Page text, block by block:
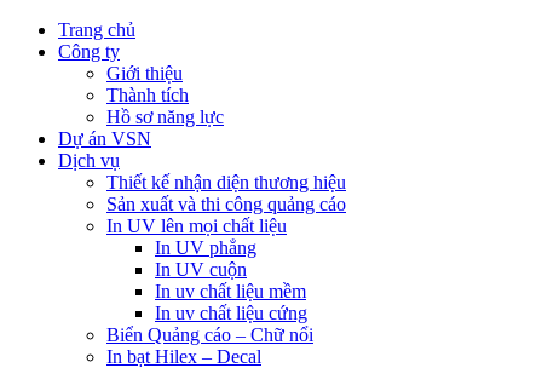
Trang chủ
Công ty
Giới thiệu
Thành tích
Hồ sơ năng lực
Dự án VSN
Dịch vụ
Thiết kế nhận diện thương hiệu
Sản xuất và thi công quảng cáo
In UV lên mọi chất liệu
In UV phẳng
In UV cuộn
In uv chất liệu mềm
In uv chất liệu cứng
Biển Quảng cáo – Chữ nổi
In bạt Hilex – Decal